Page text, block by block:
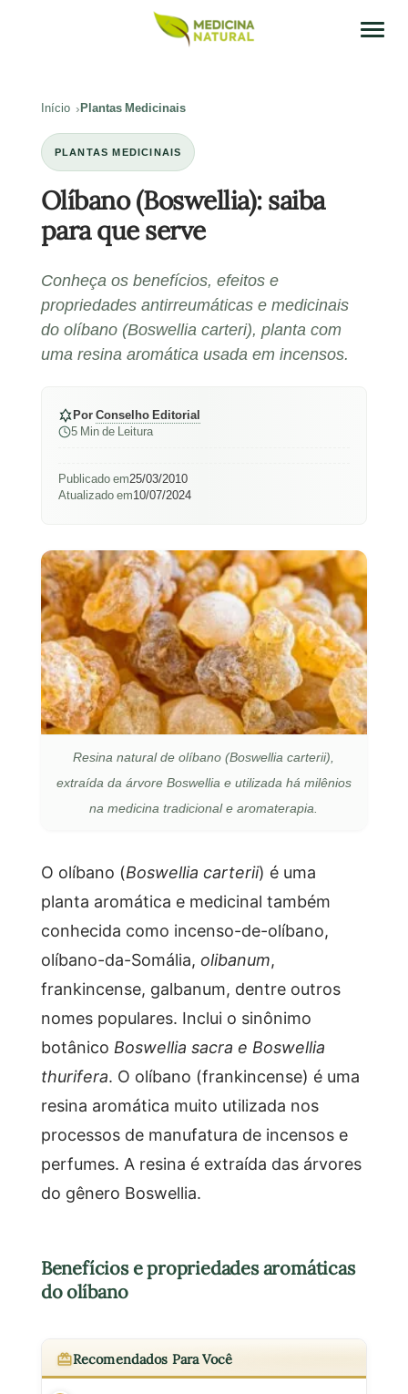
Início Plantas Medicinais
PLANTAS MEDICINAIS
Olíbano (Boswellia): saiba
para que serve
Conheça os benefícios, efeitos e
propriedades antirreumáticas e medicinais
do olíbano (Boswellia carteri), planta com
uma resina aromática usada em incensos.
PorConselho Editorial
5 Min de Leitura
Publicado em25/03/2010
Atualizado em10/07/2024
Resina natural de olíbano (Boswellia carterii),
extraída da árvore Boswellia e utilizada há milênios
na medicina tradicional e aromaterapia.
O olíbano (Boswellia carterii) é uma
planta aromática e medicinal também
conhecida como incenso-de-olíbano,
olíbano-da-Somália, olibanum,
frankincense, galbanum, dentre outros
nomes populares. Inclui o sinônimo
botânico Boswellia sacra e Boswellia
thurifera. O olíbano (frankincense) é uma
resina aromática muito utilizada nos
processos de manufatura de incensos e
perfumes. A resina é extraída das árvores
do gênero Boswellia.
Benefícios e propriedades aromáticas
do olíbano
Recomendados Para Você